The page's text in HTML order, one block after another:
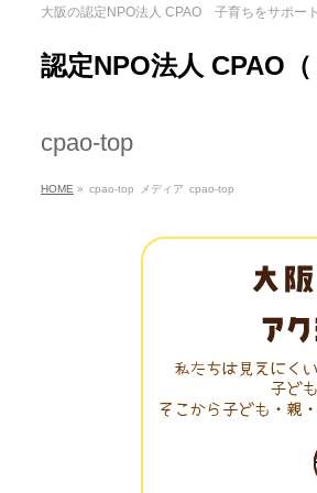
大阪の認定NPO法人 CPAO 子育ちをサポー
認定NPO法人 CPAO
cpao-top
HOME » cpao-top メディア cpao-top